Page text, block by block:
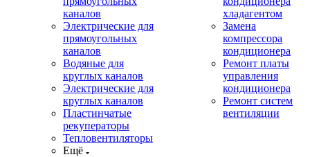
каналов
Электрические для
прямоугольных
каналов
Водяные для
круглых каналов
Электрические для
круглых каналов
Пластинчатые
рекуператоры
Тепловентиляторы
Ещё
хладагентом
Замена
компрессора
кондиционера
Ремонт платы
управления
кондиционера
Ремонт систем
вентиляции